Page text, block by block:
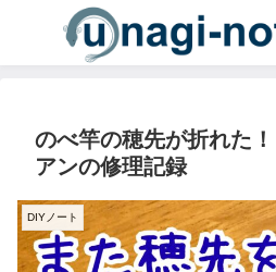
のべ竿の穂先が折れた
アンの修理記録
DIYノート